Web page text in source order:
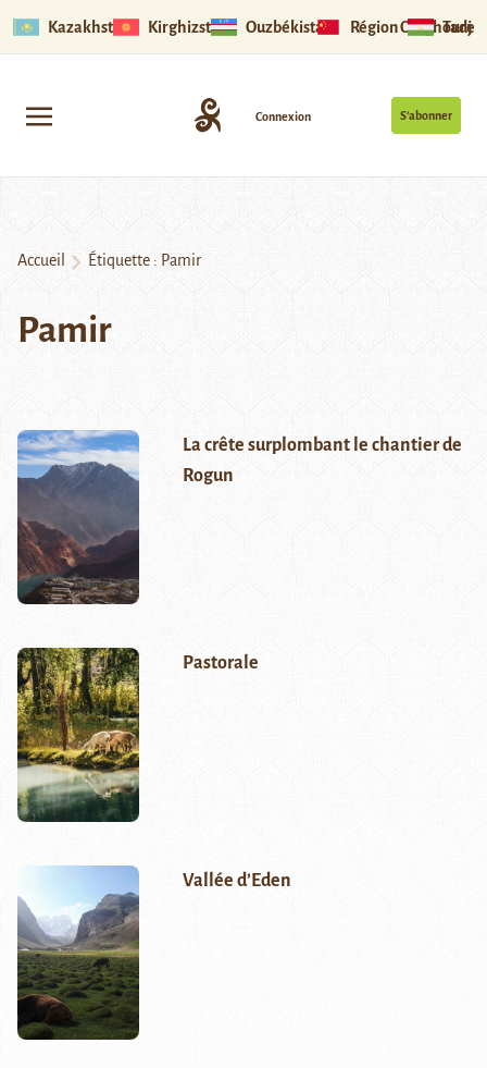
Kazakhstan Kirghizstan Ouzbékistan Région Ouïghoure
S’abonner
Connexion
Accueil Étiquette : Pamir
Pamir
La crête surplombant le chantier de
Rogun
Pastorale
Vallée d’Eden